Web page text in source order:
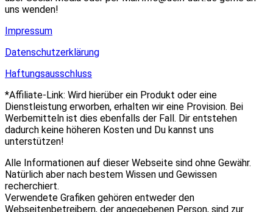
uns wenden!
Impressum
Datenschutzerklärung
Haftungsausschluss
*Affiliate-Link: Wird hierüber ein Produkt oder eine
Dienstleistung erworben, erhalten wir eine Provision. Bei
Werbemitteln ist dies ebenfalls der Fall. Dir entstehen
dadurch keine höheren Kosten und Du kannst uns
unterstützen!
Alle Informationen auf dieser Webseite sind ohne Gewähr.
Natürlich aber nach bestem Wissen und Gewissen
recherchiert.
Verwendete Grafiken gehören entweder den
Webseitenbetreibern, der angegebenen Person, sind zur